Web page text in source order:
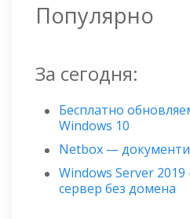
Популярно
За сегодня:
Бесплатно
Windows 10
Netbox —
Windows Server
сервер без домена